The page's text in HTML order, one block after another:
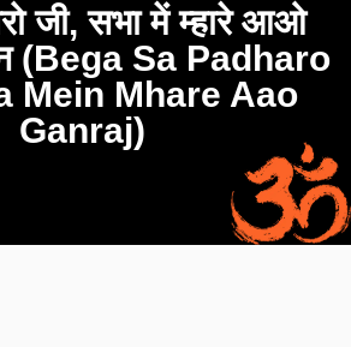
जी, सभा में म्हारे आओ
(Bega Sa Padharo
Mein Mhare Aao
Ganraj)